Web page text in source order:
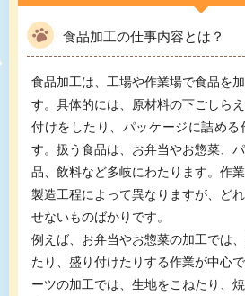
食品加工の仕事内容とは？
食品加工は、工場や作業場で食品を
す。具体的には、原材料の下ごしら
付けをしたり、パッケージに詰め
す。扱う食品は、お弁当やお惣菜、
品、飲料など多岐にわたります。作
製造工程によって異なりますが、ど
せないものばかりです。
例えば、お弁当やお惣菜の加工では
たり、盛り付けたりする作業が中心
ーツの加工では、生地をこねたり、